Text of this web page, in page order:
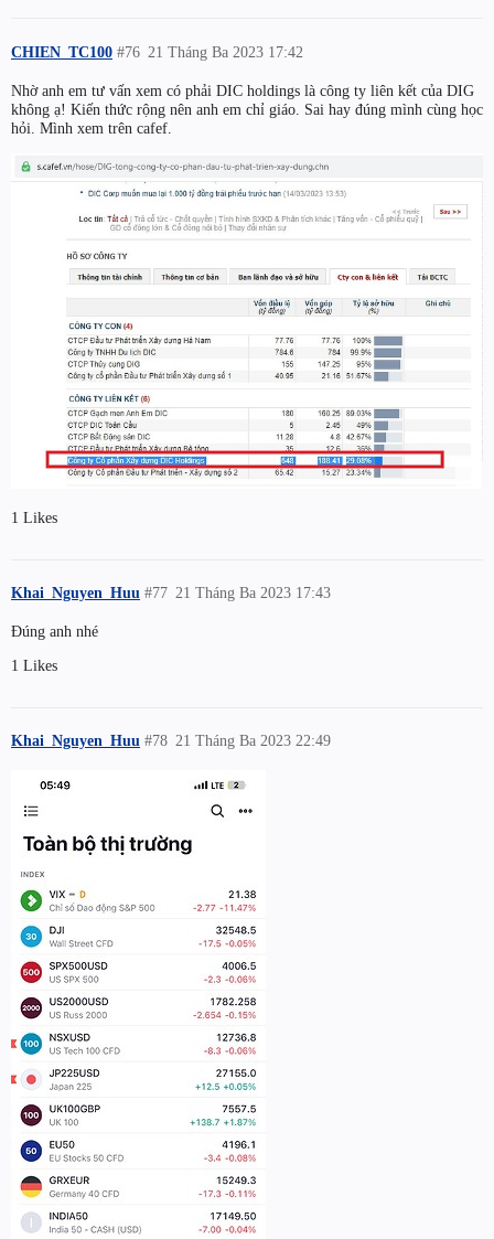
CHIEN_TC100 21 Tháng Ba 2023 17:42
#76
Nhờ anh em tư vấn xem có phải DIC holdings là công ty liên kết của DIG
không ạ! Kiến thức rộng nên anh em chỉ giáo. Sai hay đúng mình cùng học
hỏi. Mình xem trên cafef.
1 Likes
Khai_Nguyen_Huu 21 Tháng Ba 2023 17:43
#77
Đúng anh nhé
1 Likes
Khai_Nguyen_Huu 21 Tháng Ba 2023 22:49
#78